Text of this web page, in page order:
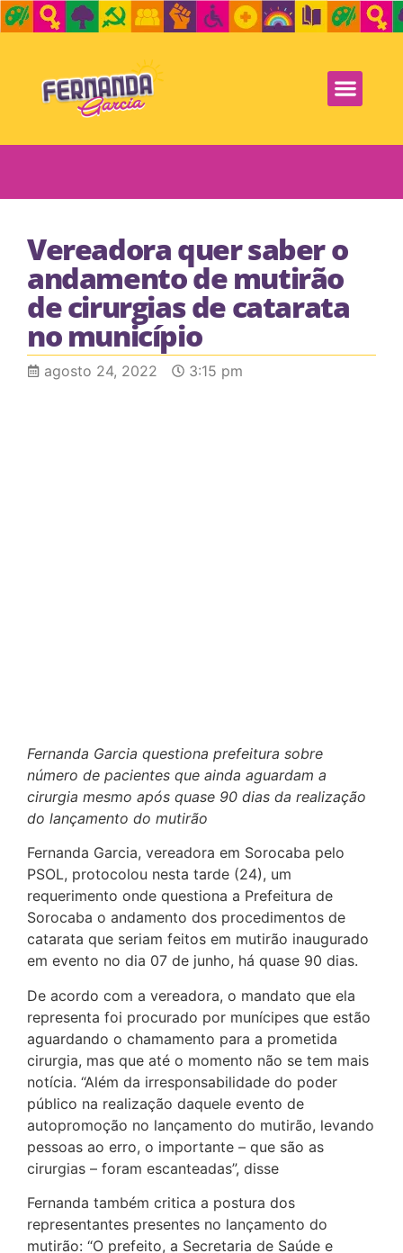
Vereadora quer saber o
andamento de mutirão
de cirurgias de catarata
no município
agosto 24, 2022 3:15 pm
Fernanda Garcia questiona prefeitura sobre
número de pacientes que ainda aguardam a
cirurgia mesmo após quase 90 dias da realização
do lançamento do mutirão
Fernanda Garcia, vereadora em Sorocaba pelo
PSOL, protocolou nesta tarde (24), um
requerimento onde questiona a Prefeitura de
Sorocaba o andamento dos procedimentos de
catarata que seriam feitos em mutirão inaugurado
em evento no dia 07 de junho, há quase 90 dias.
De acordo com a vereadora, o mandato que ela
representa foi procurado por munícipes que estão
aguardando o chamamento para a prometida
cirurgia, mas que até o momento não se tem mais
notícia. “Além da irresponsabilidade do poder
público na realização daquele evento de
autopromoção no lançamento do mutirão, levando
pessoas ao erro, o importante – que são as
cirurgias – foram escanteadas”, disse
Fernanda também critica a postura dos
representantes presentes no lançamento do
mutirão: “O prefeito, a Secretaria de Saúde e